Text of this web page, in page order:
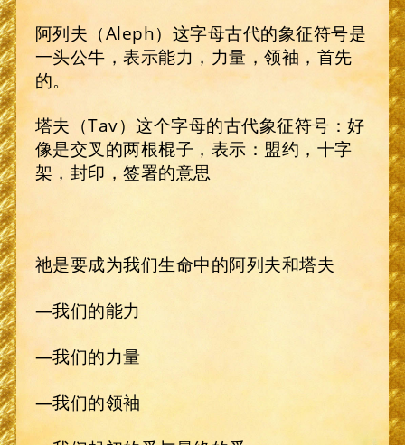
阿列夫（Aleph）这字母古代的象征符号是
一头公牛，表示能力，力量，领袖，首先
的。
塔夫（Tav）这个字母的古代象征符号：好
像是交叉的两根棍子，表示：盟约，十字
架，封印，签署的意思
祂是要成为我们生命中的阿列夫和塔夫
—我们的能力
—我们的力量
—我们的领袖